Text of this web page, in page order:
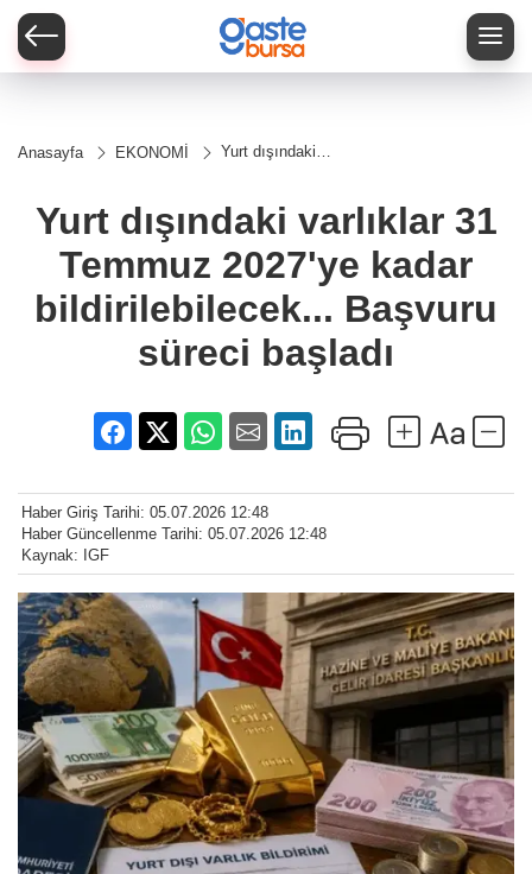
Anasayfa EKONOMİ
Yurt dışındaki
2027'ye kadar
bildirilebilecek...
başladı
Yurt dışındaki varlıklar 31
Temmuz 2027'ye kadar
bildirilebilecek... Başvuru
süreci başladı
Haber Giriş Tarihi: 05.07.2026 12:48
Haber Güncellenme Tarihi: 05.07.2026 12:48
Kaynak: IGF